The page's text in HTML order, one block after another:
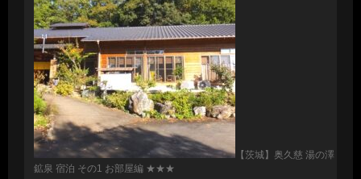
【茨城】奥久慈 湯の澤
鉱泉 宿泊 その1 お部屋編 ★★★